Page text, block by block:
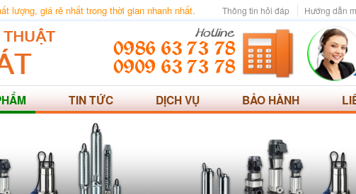
lượng, giá rẻ nhất trong thời gian nhanh nhất. Hướng dẫn
Thông tin hỏi đáp
TIN TỨC DỊCH VỤ BẢO HÀNH